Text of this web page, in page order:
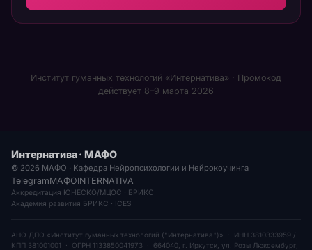
Институт гуманных технологий «Интернатива» · Промокод
действует 8–9 марта 2026
Интернатива · МАФО
© 2026 МАФО · Кафедра Нейропсихологии и Нейрокоучинга
TelegramМАФОINTERNATIVA
Аккредитация ЮНЕСКО/МЦОС · БРИКС
Академия развития БРИКС · ICES
АНО ДПО «Институт гуманных технологий ("Интернатива")» · ИНН 3810333959 /
КПП 381001001 · ОГРН 1133850041973 · 664040, г. Иркутск, ул. Розы Люксембург,